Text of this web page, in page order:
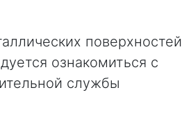
поверхностей
ознакомиться с
службы